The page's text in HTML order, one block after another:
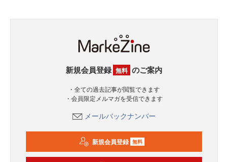
新規会員登録 無料 のご案内
・全ての過去記事が閲覧できます
・会員限定メルマガを受信できます
メールバックナンバー
新規会員登録 無料